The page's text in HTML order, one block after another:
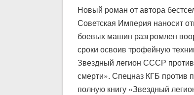
Новый роман от автора
Советская Империя наносит
боевых машин разгромлен
сроки освоив трофейную
Звездный легион СССР
смерти». Спецназ КГБ
полную книгу «Звездный